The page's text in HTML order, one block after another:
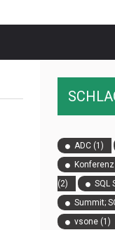
ADC (1)
Konferenz
(2)
SQL
Summit;
vsone (1)